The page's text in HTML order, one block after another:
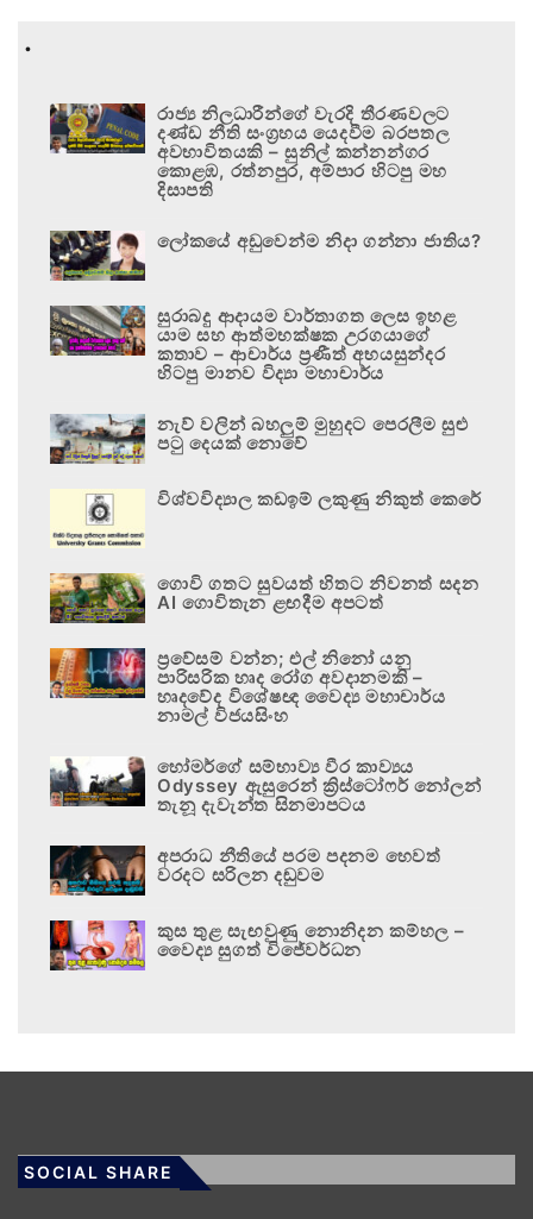
.
රාජ්‍ය නිලධාරීන්ගේ වැරදි තීරණවලට
දණ්ඩ නීති සංග්‍රහය යෙදවීම බරපතල
අවභාවිතයකි – සුනිල් කන්නන්ගර
කොළඹ, රත්නපුර, අම්පාර හිටපු මහ
දිසාපති
ලෝකයේ අඩුවෙන්ම නිදා ගන්නා ජාතිය?
සුරාබදු ආදායම වාර්තාගත ලෙස ඉහළ
යාම සහ ආත්මභක්ෂක උරගයාගේ
කතාව – ආචාර්ය ප්‍රණීත් අභයසුන්දර
හිටපු මානව විද්‍යා මහාචාර්ය
නැව් වලින් බහලුම් මුහුදට පෙරලීම සුළු
පටු දෙයක් නොවේ
විශ්වවිද්‍යාල කඩඉම් ලකුණු නිකුත් කෙරේ
ගොවි ගතට සුවයත් හිතට නිවනත් සදන
AI ගොවිතැන ළඟදීම අපටත්
ප්‍රවේසම් වන්න; එල් නිනෝ යනු
පාරිසරික හෘද රෝග අවදානමකි –
හෘදවේද විශේෂඥ වෛද්‍ය මහාචාර්ය
නාමල් විජයසිංහ
හෝමර්ගේ සම්භාව්‍ය වීර කාව්‍යය
Odyssey ඇසුරෙන් ක්‍රිස්ටෝෆර් නෝලන්
තැනූ දැවැන්ත සිනමාපටය
අපරාධ නීතියේ පරම පදනම හෙවත්
වරදට සරිලන දඬුවම
කුස තුළ සැඟවුණු නොනිදන කම්හල –
වෛද්‍ය සුගත් විජේවර්ධන
SOCIAL SHARE